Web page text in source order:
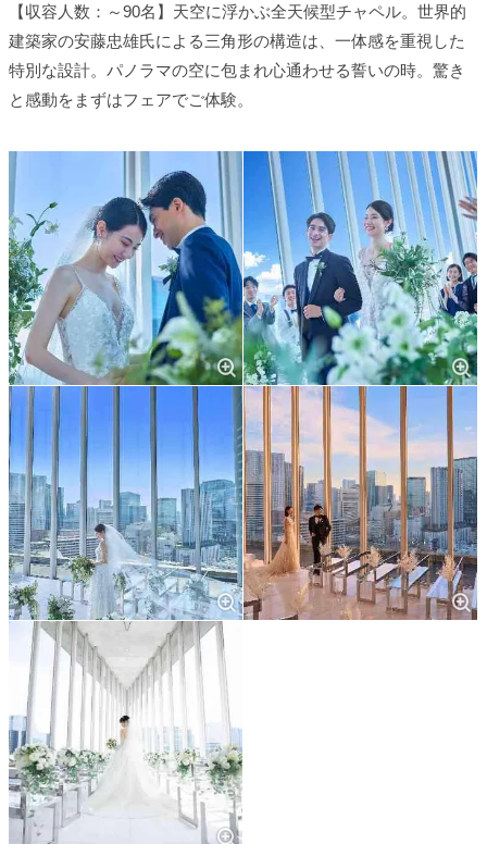
【収容人数：～90名】天空に浮かぶ全天候型チャペル。世界的
建築家の安藤忠雄氏による三角形の構造は、一体感を重視した
特別な設計。パノラマの空に包まれ心通わせる誓いの時。驚き
と感動をまずはフェアでご体験。